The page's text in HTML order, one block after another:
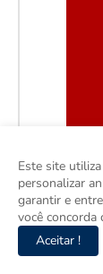
Este site
personalizar
garantir e
você
Aceitar !